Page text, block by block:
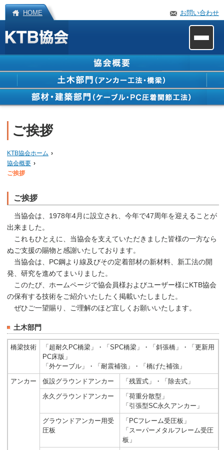
HOME お問い合わせ
ご挨拶
KTB協会ホーム ›
協会概要 ›
ご挨拶
ご挨拶
当協会は、1978年4月に設立され、今年で47周年を迎えることが
出来ました。
これもひとえに、当協会を支えていただきました皆様の一方なら
ぬご支援の賜物と感謝いたしております。
当協会は、PC鋼より線及びその定着部材の新材料、新工法の開
発、研究を進めてまいりました。
このたび、ホームページで協会員様およびユーザー様にKTB協会
の保有する技術をご紹介いたしたく掲載いたしました。
ぜひご一望賜り、ご理解のほど宜しくお願いいたします。
土木部門
橋梁技術
「超耐久PC橋梁」・「SPC橋梁」・「斜張橋」・「更新用
PC床版」
「外ケーブル」・「耐震補強」・「橋げた補強」
アンカー
仮設グラウンドアンカー
「残置式」・「除去式」
永久グラウンドアンカー
「荷重分散型」
「引張型SC永久アンカー」
グラウンドアンカー用受
圧板
「PCフレーム受圧板」
「スーパーメタルフレーム受圧
板」